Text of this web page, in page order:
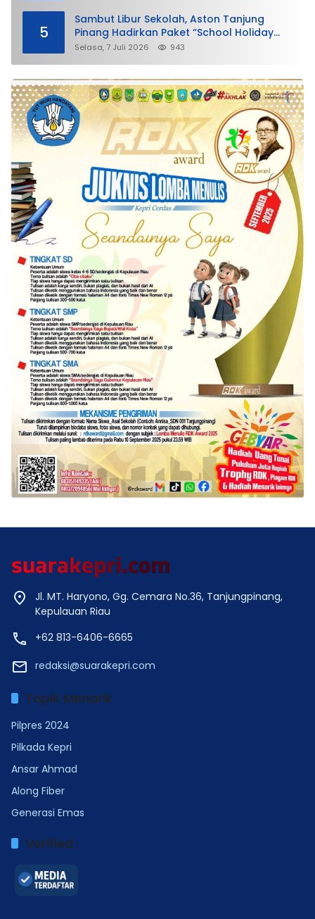
5
Sambut Libur Sekolah, Aston Tanjung
Pinang Hadirkan Paket “School Holiday
Getaway”
Selasa, 7 Juli 2026 943
Jl. MT. Haryono, Gg. Cemara No.36, Tanjungpinang,
Kepulauan Riau
+62 813-6406-6665
redaksi@suarakepri.com
Topik Menarik
Pilpres 2024
Pilkada Kepri
Ansar Ahmad
Along Fiber
Generasi Emas
Verified